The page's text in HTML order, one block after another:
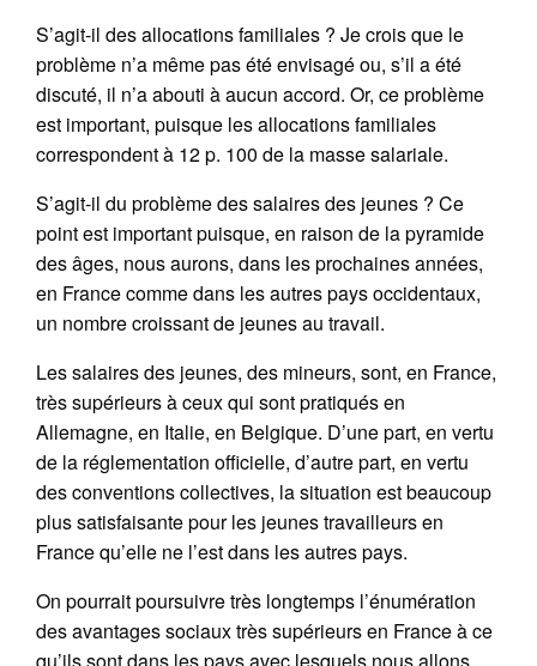
S’agit-il des allocations familiales ? Je crois que le
problème n’a même pas été envisagé ou, s’il a été
discuté, il n’a abouti à aucun accord. Or, ce problème
est important, puisque les allocations familiales
correspondent à 12 p. 100 de la masse salariale.
S’agit-il du problème des salaires des jeunes ? Ce
point est important puisque, en raison de la pyramide
des âges, nous aurons, dans les prochaines années,
en France comme dans les autres pays occidentaux,
un nombre croissant de jeunes au travail.
Les salaires des jeunes, des mineurs, sont, en France,
très supérieurs à ceux qui sont pratiqués en
Allemagne, en Italie, en Belgique. D’une part, en vertu
de la réglementation officielle, d’autre part, en vertu
des conventions collectives, la situation est beaucoup
plus satisfaisante pour les jeunes travailleurs en
France qu’elle ne l’est dans les autres pays.
On pourrait poursuivre très longtemps l’énumération
des avantages sociaux très supérieurs en France à ce
qu’ils sont dans les pays avec lesquels nous allons